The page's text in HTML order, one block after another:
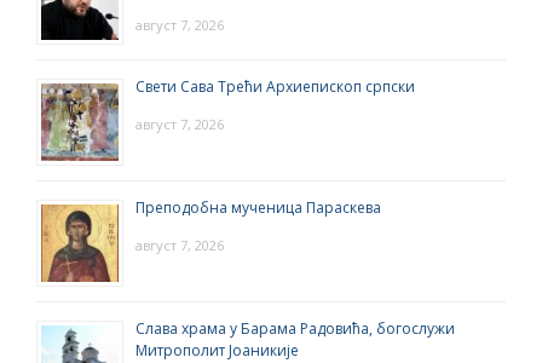
август 7, 2026
Свети Сава Трећи Архиепископ српски
август 7, 2026
Преподобна мученица Параскева
август 7, 2026
Слава храма у Барама Радовића, богослужи
Митрополит Јоаникије